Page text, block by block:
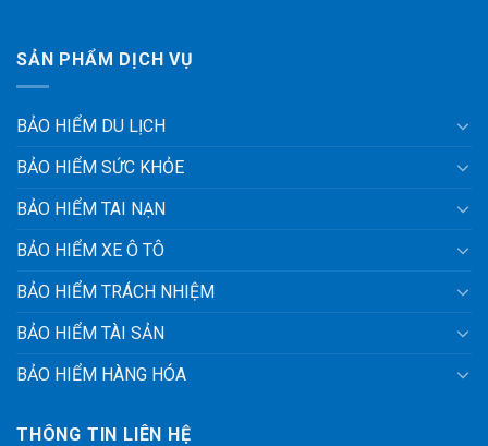
SẢN PHẨM DỊCH VỤ
BẢO HIỂM DU LỊCH
BẢO HIỂM SỨC KHỎE
BẢO HIỂM TAI NẠN
BẢO HIỂM XE Ô TÔ
BẢO HIỂM TRÁCH NHIỆM
BẢO HIỂM TÀI SẢN
BẢO HIỂM HÀNG HÓA
THÔNG TIN LIÊN HỆ